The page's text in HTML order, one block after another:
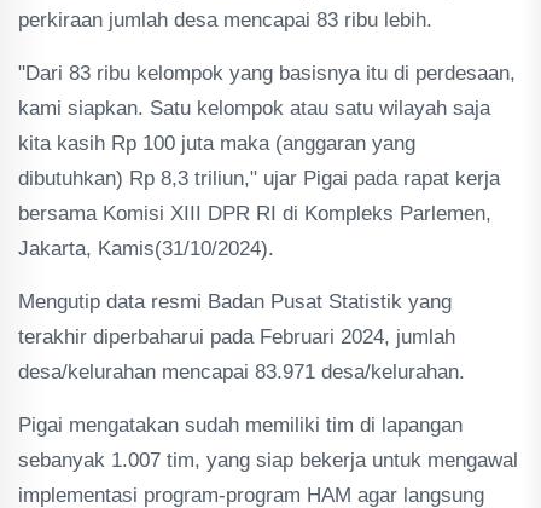
perkiraan jumlah desa mencapai 83 ribu lebih.
"Dari 83 ribu kelompok yang basisnya itu di perdesaan,
kami siapkan. Satu kelompok atau satu wilayah saja
kita kasih Rp 100 juta maka (anggaran yang
dibutuhkan) Rp 8,3 triliun," ujar Pigai pada rapat kerja
bersama Komisi XIII DPR RI di Kompleks Parlemen,
Jakarta, Kamis(31/10/2024).
Mengutip data resmi Badan Pusat Statistik yang
terakhir diperbaharui pada Februari 2024, jumlah
desa/kelurahan mencapai 83.971 desa/kelurahan.
Pigai mengatakan sudah memiliki tim di lapangan
sebanyak 1.007 tim, yang siap bekerja untuk mengawal
implementasi program-program HAM agar langsung